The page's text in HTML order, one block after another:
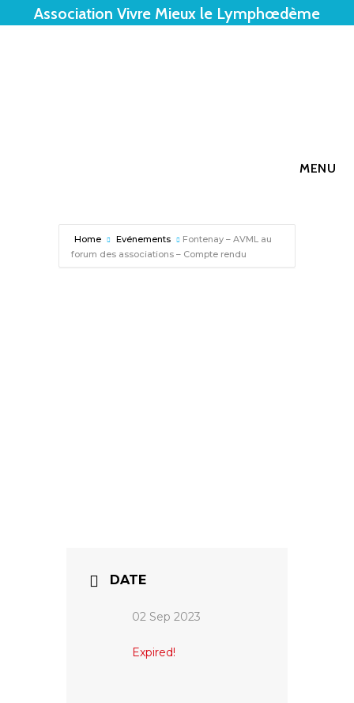
Association Vivre Mieux le Lymphœdème
MENU
Home Evénements
Fontenay – AVML au
forum des associations – Compte rendu
DATE
02 Sep 2023
Expired!